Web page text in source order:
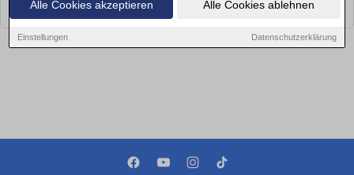
Alle Cookies akzeptieren Alle Cookies ablehnen
Einstellungen Datenschutzerklärung
bald wieder vorbei!